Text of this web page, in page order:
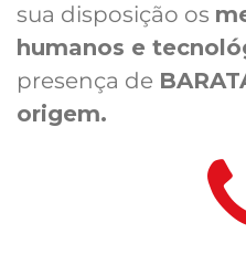
sua disposição os
humanos e
presença de
origem.